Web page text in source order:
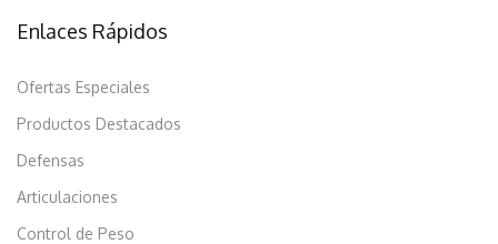
Enlaces Rápidos
Ofertas Especiales
Productos Destacados
Defensas
Articulaciones
Control de Peso